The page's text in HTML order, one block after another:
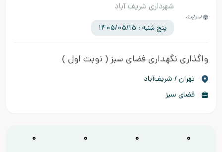
شهرداری شریف آباد
پنج شنبه : 1405/05/15
واگذاری نگهداری فضای سبز( نوبت اول )
تهران / شریف‌آباد
فضای سبز
0
0
0
0